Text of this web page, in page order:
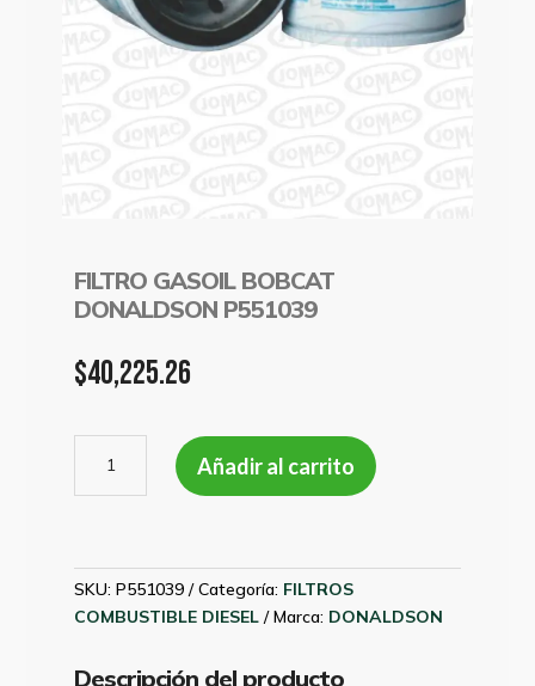
FILTRO GASOIL BOBCAT
DONALDSON P551039
$40,225.26
GASOIL
BOBCAT
cantidad
Añadir al carrito
SKU:P551039 Categoría: FILTROS
COMBUSTIBLE DIESEL
Marca: DONALDSON
Descripción del producto